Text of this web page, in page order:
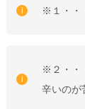
※１・・
※２・・
辛いのが